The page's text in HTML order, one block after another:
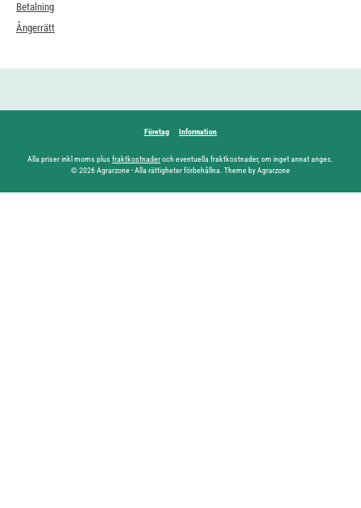
Betalning
Ångerrätt
Företag Information
Alla priser inkl moms plus fraktkostnaderoch eventuella fraktkostnader, om inget annat anges.
© 2026 Agrarzone - Alla rättigheter förbehållna. Theme by Agrarzone